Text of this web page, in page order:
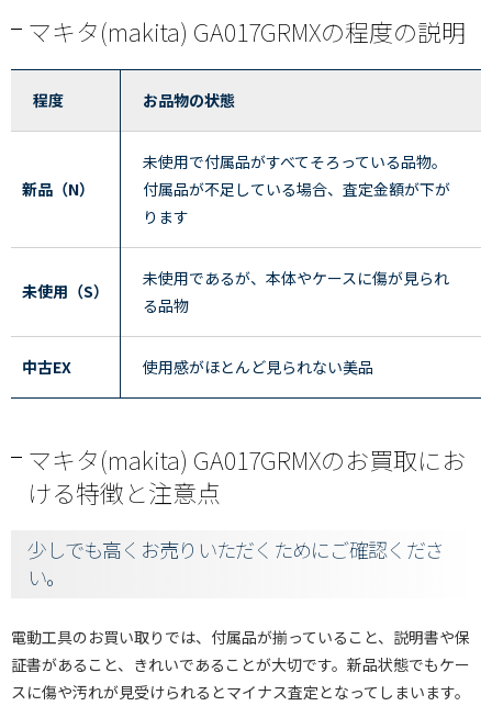
マキタ(makita) GA017GRMXの程度の説明
程度 お品物の状態
新品（N）
未使用で付属品がすべてそろっている品物。
付属品が不足している場合、査定金額が下が
ります
未使用（S）
未使用であるが、本体やケースに傷が見られ
る品物
中古EX 使用感がほとんど見られない美品
マキタ(makita) GA017GRMXのお買取にお
ける特徴と注意点
少しでも高くお売りいただくためにご確認くださ
い。
電動工具のお買い取りでは、付属品が揃っていること、説明書や保
証書があること、きれいであることが大切です。新品状態でもケー
スに傷や汚れが見受けられるとマイナス査定となってしまいます。